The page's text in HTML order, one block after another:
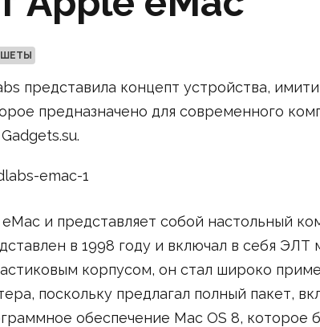
представила концепт устройства,
предназначено для современного
и представляет собой настольный
в 1998 году и включал в себя
корпусом, он стал широко
поскольку предлагал полный пакет,
обеспечение Mac OS 8, которое